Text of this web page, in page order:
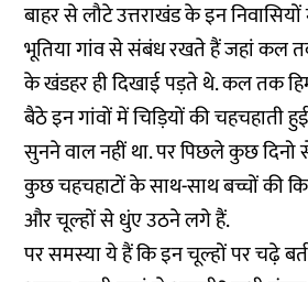
बाहर से लौटे उत्तराखंड के इन
भूतिया गांव से संबंध रखते हैं जहां कल
के खंडहर ही दिखाई पड़ते थे. कल तक
बैठे इन गांवों में चिड़ियों की
सुनने वाल नहीं था. पर पिछले कुछ
कुछ चहचहाटों के साथ-साथ बच्चों की
और चूल्हों से धुंए उठने लगे हैं.
पर समस्या ये हैं कि इन चूल्हों पर चढ़े